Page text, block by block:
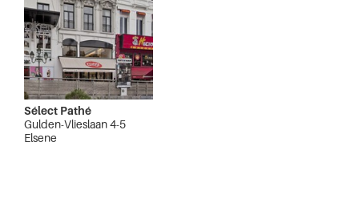
Sélect Pathé
Gulden-Vlieslaan 4-5
Elsene